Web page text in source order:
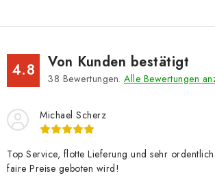
4.8 Von Kunden bestätigt
38 Bewertungen. Alle Bewertungen
Michael Scherz
Top Service, flotte Lieferung und sehr
faire Preise geboten wird!